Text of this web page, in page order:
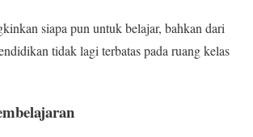
siapa pun untuk belajar, bahkan dari
tidak lagi terbatas pada ruang kelas